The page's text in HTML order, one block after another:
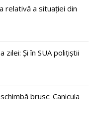
relativă a situației din
Și în SUA polițiștii
brusc: Canicula